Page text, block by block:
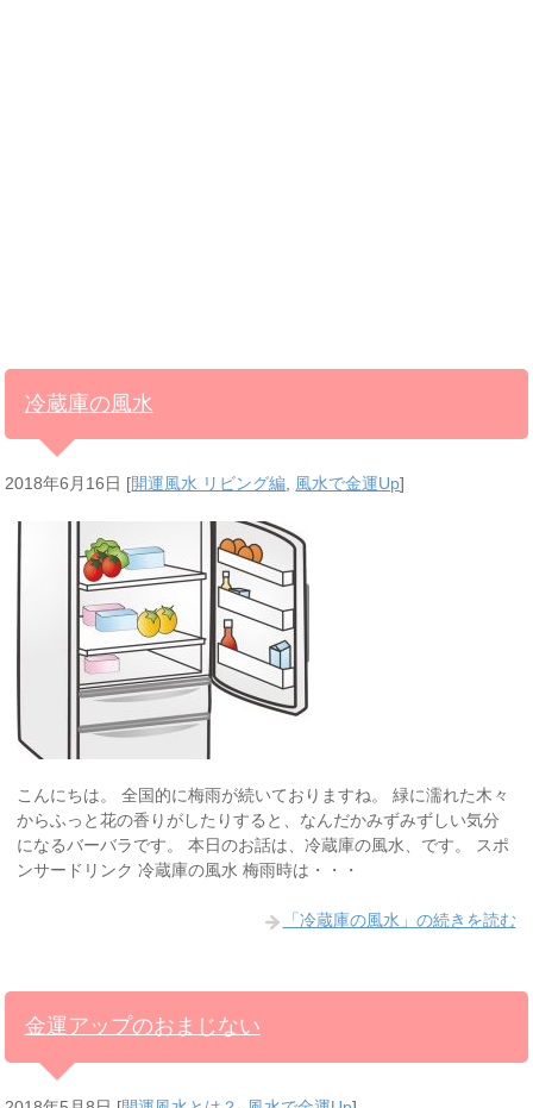
冷蔵庫の風水
2018年6月16日 [開運風水 リビング編, 風水で金運Up]
こんにちは。 全国的に梅雨が続いておりますね。 緑に濡れた木々
からふっと花の香りがしたりすると、なんだかみずみずしい気分
になるバーバラです。 本日のお話は、冷蔵庫の風水、です。 スポ
ンサードリンク 冷蔵庫の風水 梅雨時は・・・
「冷蔵庫の風水」の続きを読む
金運アップのおまじない